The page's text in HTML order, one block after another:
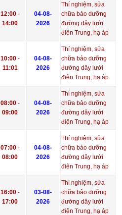
12:00-
14:00
04-08-
2026
Thí nghiệm, sửa
chữa bảo dưỡng
đường dây lưới
điện Trung, hạ áp
10:00-
11:01
04-08-
2026
Thí nghiệm, sửa
chữa bảo dưỡng
đường dây lưới
điện Trung, hạ áp
08:00-
09:00
04-08-
2026
Thí nghiệm, sửa
chữa bảo dưỡng
đường dây lưới
điện Trung, hạ áp
07:00-
08:00
04-08-
2026
Thí nghiệm, sửa
chữa bảo dưỡng
đường dây lưới
điện Trung, hạ áp
16:00-
17:00
03-08-
2026
Thí nghiệm, sửa
chữa bảo dưỡng
đường dây lưới
điện Trung, hạ áp